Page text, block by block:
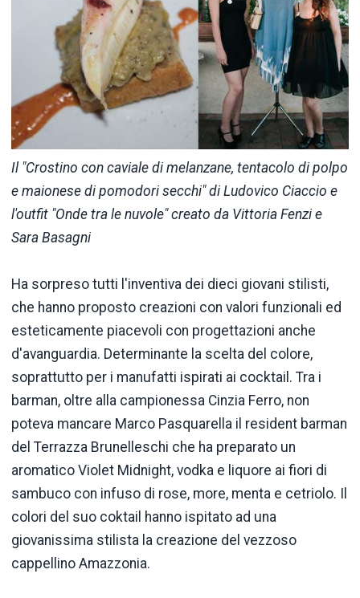
Il "Crostino con caviale di melanzane, tentacolo di polpo
e maionese di pomodori secchi" di Ludovico Ciaccio e
l'outfit "Onde tra le nuvole" creato da Vittoria Fenzi e
Sara Basagni
Ha sorpreso tutti l'inventiva dei dieci giovani stilisti,
che hanno proposto creazioni con valori funzionali ed
esteticamente piacevoli con progettazioni anche
d'avanguardia. Determinante la scelta del colore,
soprattutto per i manufatti ispirati ai cocktail. Tra i
barman, oltre alla campionessa Cinzia Ferro, non
poteva mancare Marco Pasquarella il resident barman
del Terrazza Brunelleschi che ha preparato un
aromatico Violet Midnight, vodka e liquore ai fiori di
sambuco con infuso di rose, more, menta e cetriolo. Il
colori del suo coktail hanno ispitato ad una
giovanissima stilista la creazione del vezzoso
cappellino Amazzonia.